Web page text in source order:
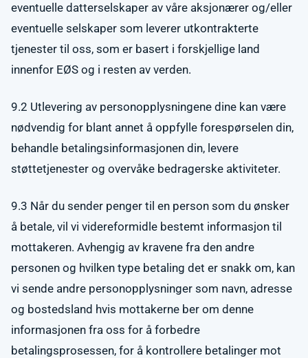
eventuelle datterselskaper av våre aksjonærer og/eller
eventuelle selskaper som leverer utkontrakterte
tjenester til oss, som er basert i forskjellige land
innenfor EØS og i resten av verden.
9.2 Utlevering av personopplysningene dine kan være
nødvendig for blant annet å oppfylle forespørselen din,
behandle betalingsinformasjonen din, levere
støttetjenester og overvåke bedragerske aktiviteter.
9.3 Når du sender penger til en person som du ønsker
å betale, vil vi videreformidle bestemt informasjon til
mottakeren. Avhengig av kravene fra den andre
personen og hvilken type betaling det er snakk om, kan
vi sende andre personopplysninger som navn, adresse
og bostedsland hvis mottakerne ber om denne
informasjonen fra oss for å forbedre
betalingsprosessen, for å kontrollere betalinger mot